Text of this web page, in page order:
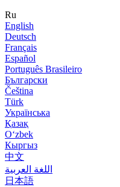
Ru
English
Deutsch
Français
Español
Português Brasileiro
Български
Čeština
Türk
Українська
Қазақ
Оʻzbek
Кыргыз
中文
اللغة العربية
日本語